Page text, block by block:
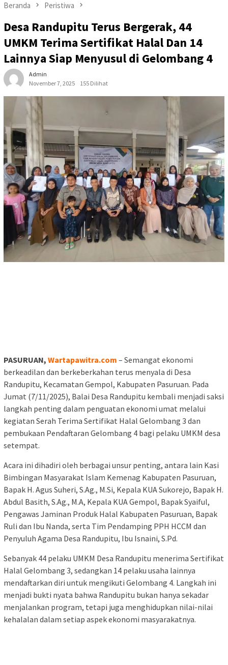
Beranda Peristiwa
Desa Randupitu Terus Bergerak, 44
UMKM Terima Sertifikat Halal Dan 14
Lainnya Siap Menyusul di Gelombang 4
Admin
November 7, 2025
155 Dilihat
PASURUAN, Wartapawitra.com – Semangat ekonomi
berkeadilan dan berkeberkahan terus menyala di Desa
Randupitu, Kecamatan Gempol, Kabupaten Pasuruan. Pada
Jumat (7/11/2025), Balai Desa Randupitu kembali menjadi saksi
langkah penting dalam penguatan ekonomi umat melalui
kegiatan Serah Terima Sertifikat Halal Gelombang 3 dan
pembukaan Pendaftaran Gelombang 4 bagi pelaku UMKM desa
setempat.
Acara ini dihadiri oleh berbagai unsur penting, antara lain Kasi
Bimbingan Masyarakat Islam Kemenag Kabupaten Pasuruan,
Bapak H. Agus Suheri, S.Ag., M.Si, Kepala KUA Sukorejo, Bapak H.
Abdul Basith, S.Ag., M.A, Kepala KUA Gempol, Bapak Syaiful,
Pengawas Jaminan Produk Halal Kabupaten Pasuruan, Bapak
Ruli dan Ibu Nanda, serta Tim Pendamping PPH HCCM dan
Penyuluh Agama Desa Randupitu, Ibu Isnaini, S.Pd.
Sebanyak 44 pelaku UMKM Desa Randupitu menerima Sertifikat
Halal Gelombang 3, sedangkan 14 pelaku usaha lainnya
mendaftarkan diri untuk mengikuti Gelombang 4. Langkah ini
menjadi bukti nyata bahwa Randupitu bukan hanya sekadar
menjalankan program, tetapi juga menghidupkan nilai-nilai
kehalalan dalam setiap aspek ekonomi masyarakatnya.